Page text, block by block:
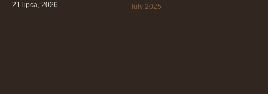
21 lipca, 2026
luty 2025